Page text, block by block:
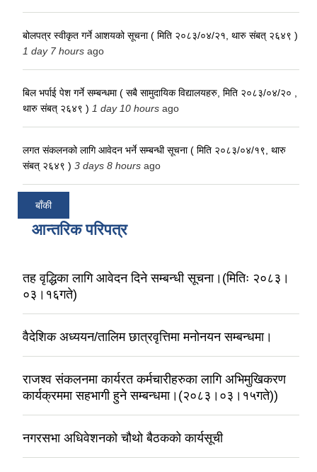
बोलपत्र स्वीकृत गर्ने आशयको सूचना ( मिति २०८३/०४/२१, थारु संबत् २६४९ )
1 day 7 hours ago
बिल भर्पाई पेश गर्ने सम्बन्धमा ( सबै सामुदायिक विद्यालयहरु, मिति २०८३/०४/२० ,
थारु संबत् २६४९ ) 1 day 10 hours ago
लगत संकलनको लागि आवेदन भर्ने सम्बन्धी सूचना ( मिति २०८३/०४/१९, थारु
संबत् २६४९ ) 3 days 8 hours ago
बाँकी
आन्तरिक परिपत्र
तह वृद्धिका लागि आवेदन दिने सम्बन्धी सूचना।(मितिः २०८३।
०३।१६गते)
वैदेशिक अध्ययन/तालिम छात्रवृत्तिमा मनोनयन सम्बन्धमा।
राजश्व संकलनमा कार्यरत कर्मचारीहरुका लागि अभिमुखिकरण
कार्यक्रममा सहभागी हुने सम्बन्धमा।(२०८३।०३।१५गते))
नगरसभा अधिवेशनको चौथो बैठकको कार्यसूची